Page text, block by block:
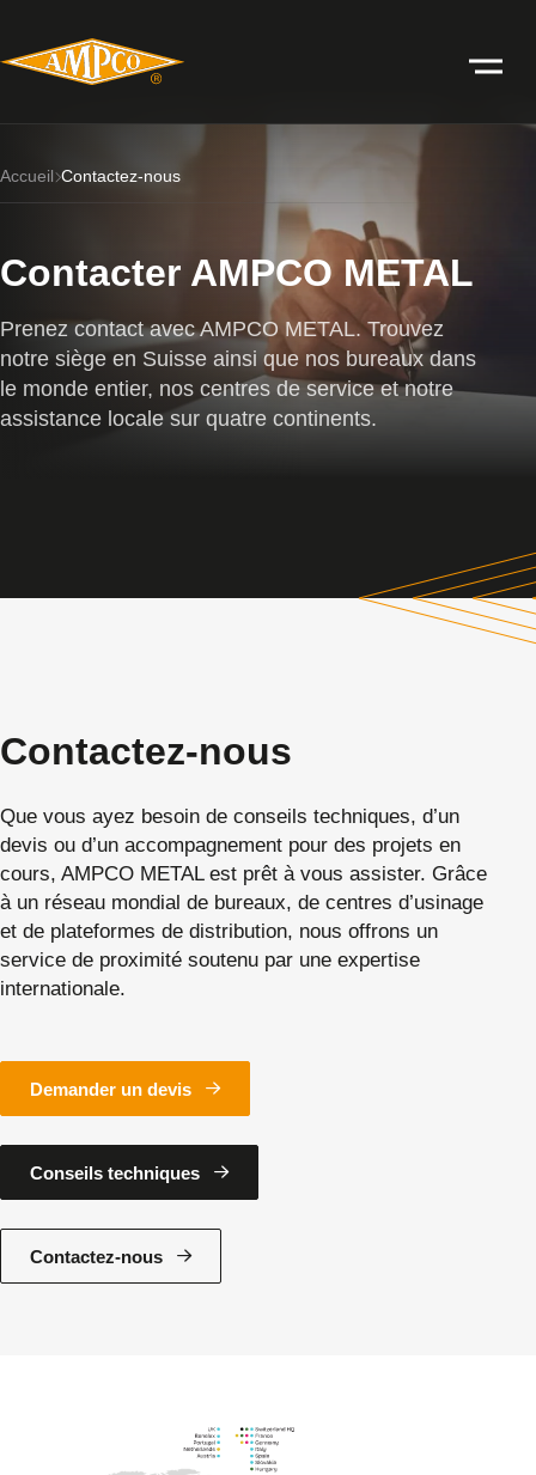
Accueil Contactez-nous
Contacter AMPCO METAL
Prenez contact avec AMPCO METAL. Trouvez
notre siège en Suisse ainsi que nos bureaux dans
le monde entier, nos centres de service et notre
assistance locale sur quatre continents.
Contactez-nous
Que vous ayez besoin de conseils techniques, d’un
devis ou d’un accompagnement pour des projets en
cours, AMPCO METAL est prêt à vous assister. Grâce
à un réseau mondial de bureaux, de centres d’usinage
et de plateformes de distribution, nous offrons un
service de proximité soutenu par une expertise
internationale.
Demander un devis
Conseils techniques
Contactez-nous